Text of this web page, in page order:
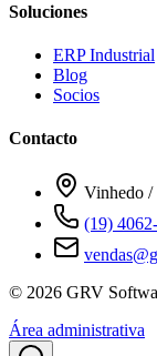
Soluciones
ERP Industrial
Blog
Socios
Contacto
Vinhedo /
(19)
© 2026 GRV
Área administrativa